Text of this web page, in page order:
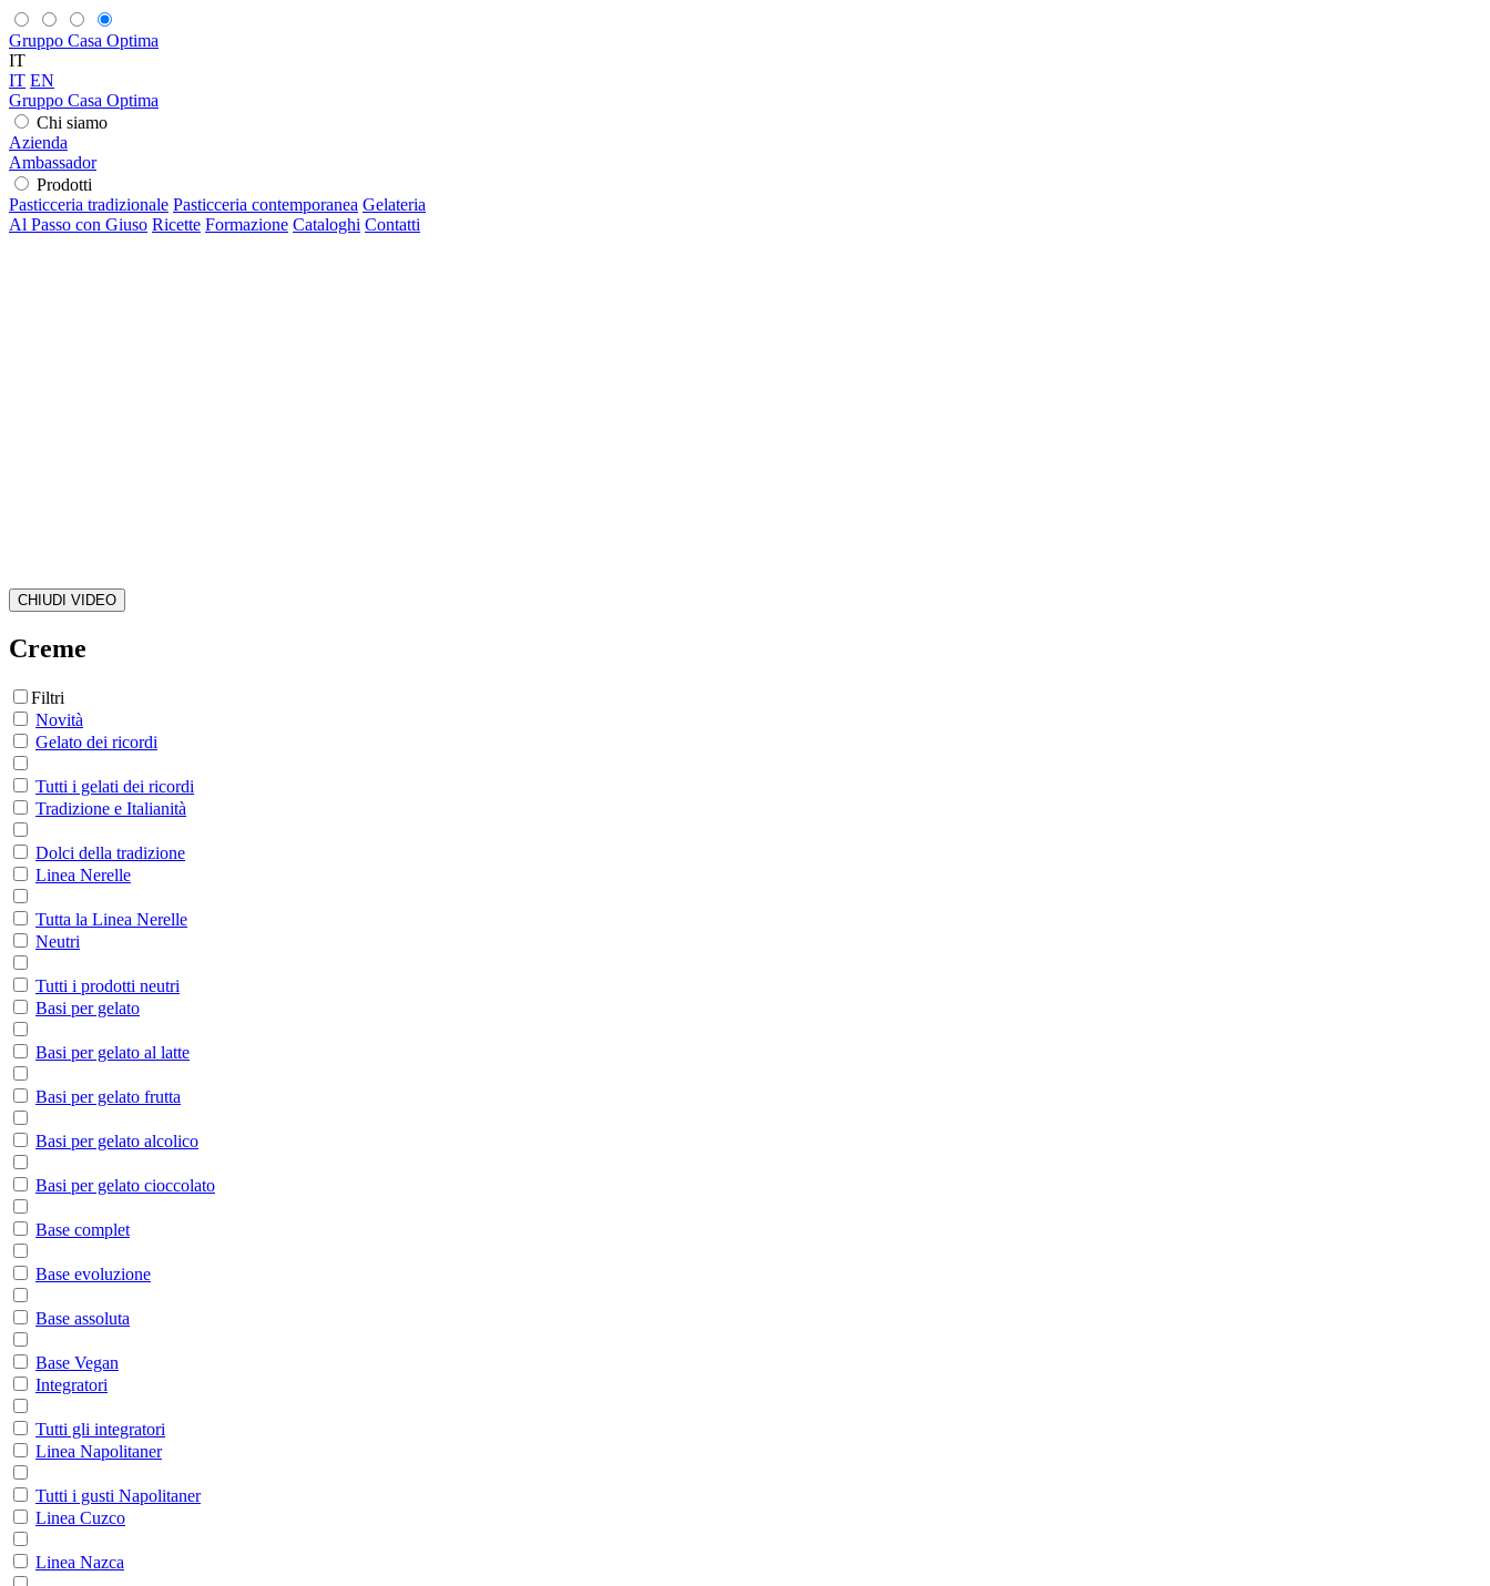
Gruppo Casa Optima
IT
IT EN
Gruppo Casa Optima
Chi siamo
Azienda
Ambassador
Prodotti
Pasticceria tradizionale Pasticceria contemporanea Gelateria
Al Passo con Giuso Ricette Formazione Cataloghi Contatti
CHIUDI VIDEO
Creme
Filtri
Novità
Gelato dei ricordi
Tutti i gelati dei ricordi
Tradizione e Italianità
Dolci della tradizione
Linea Nerelle
Tutta la Linea Nerelle
Neutri
Tutti i prodotti neutri
Basi per gelato
Basi per gelato al latte
Basi per gelato frutta
Basi per gelato alcolico
Basi per gelato cioccolato
Base complet
Base evoluzione
Base assoluta
Base Vegan
Integratori
Tutti gli integratori
Linea Napolitaner
Tutti i gusti Napolitaner
Linea Cuzco
Linea Nazca